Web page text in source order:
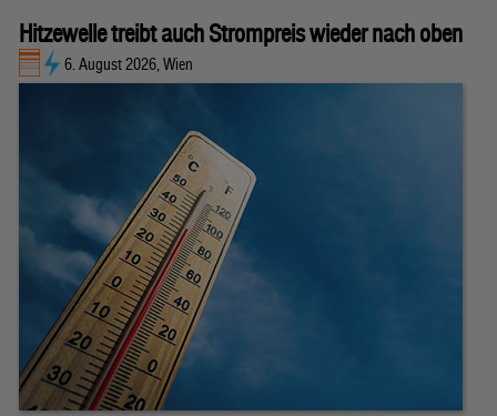
Hitzewelle treibt auch Strompreis wieder nach oben
6. August 2026, Wien